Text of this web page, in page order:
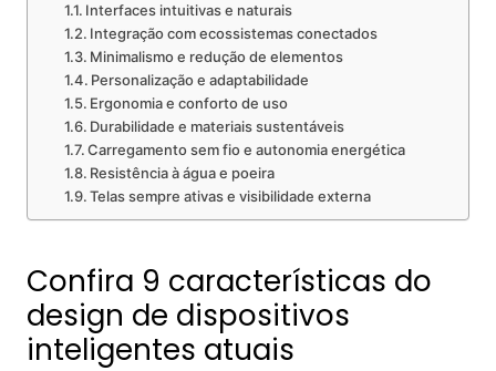
Interfaces intuitivas e naturais
Integração com ecossistemas conectados
Minimalismo e redução de elementos
Personalização e adaptabilidade
Ergonomia e conforto de uso
Durabilidade e materiais sustentáveis
Carregamento sem fio e autonomia energética
Resistência à água e poeira
Telas sempre ativas e visibilidade externa
Confira 9 características do
design de dispositivos
inteligentes atuais